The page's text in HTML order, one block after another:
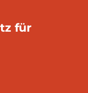
für